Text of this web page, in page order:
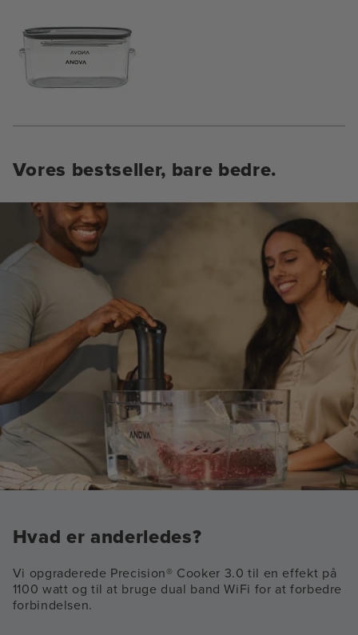
Vores bestseller, bare bedre.
Hvad er anderledes?
Vi opgraderede Precision® Cooker 3.0 til en effekt på
1100 watt og til at bruge dual band WiFi for at forbedre
forbindelsen.